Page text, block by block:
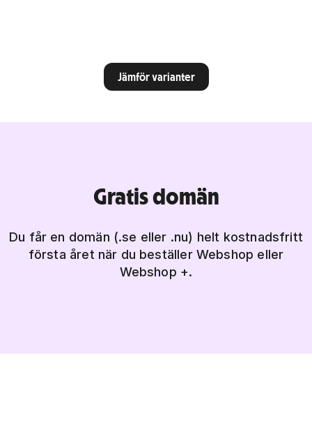
Jämför varianter
Gratis domän
Du får en domän (.se eller .nu) helt kostnadsfritt
första året när du beställer Webshop eller
Webshop +.